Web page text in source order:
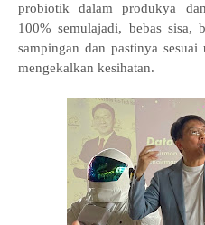
probiotik dalam produkya
100% semulajadi, bebas sisa,
sampingan dan pastinya
mengekalkan kesihatan.